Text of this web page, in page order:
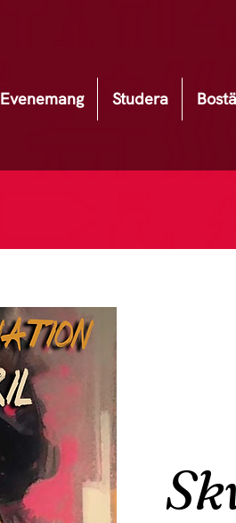
Evenemang Studera